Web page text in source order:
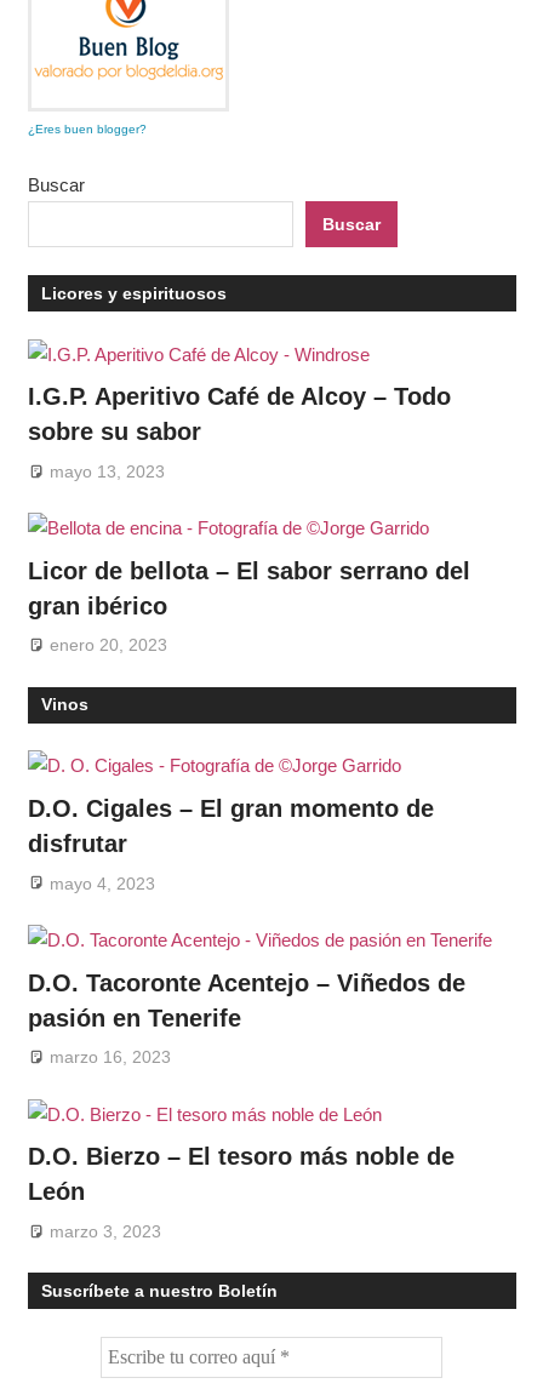
¿Eres buen blogger?
Buscar
Buscar
Licores y espirituosos
I.G.P. Aperitivo Café de Alcoy – Todo
sobre su sabor
mayo 13, 2023
Licor de bellota – El sabor serrano del
gran ibérico
enero 20, 2023
Vinos
D.O. Cigales – El gran momento de
disfrutar
mayo 4, 2023
D.O. Tacoronte Acentejo – Viñedos de
pasión en Tenerife
marzo 16, 2023
D.O. Bierzo – El tesoro más noble de
León
marzo 3, 2023
Suscríbete a nuestro Boletín